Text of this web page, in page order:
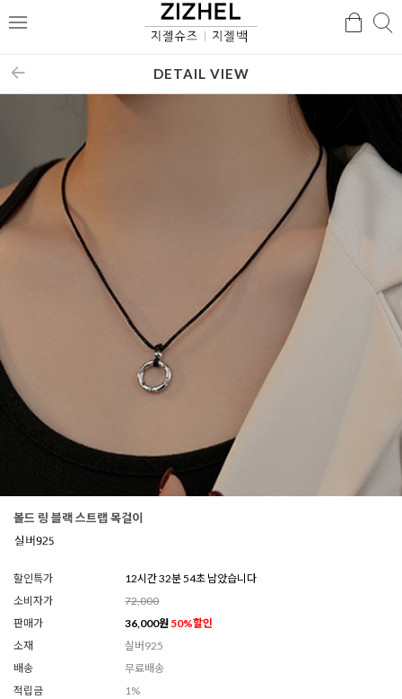
메
검
DETAIL VIEW
볼드 링 블랙 스트랩 목걸이
할인특가
12시간 32분 52초 남았습니다
소비자가
72,000
판매가
36,000원 50%할인
소재
실버925
배송
무료배송
적립금
1%